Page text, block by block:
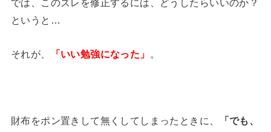
では、このズレを修正するには、どうしたらいいのか？
というと…
それが、 「いい勉強になった」 。
財布をポン置きして無くしてしまったときに、
「でも、